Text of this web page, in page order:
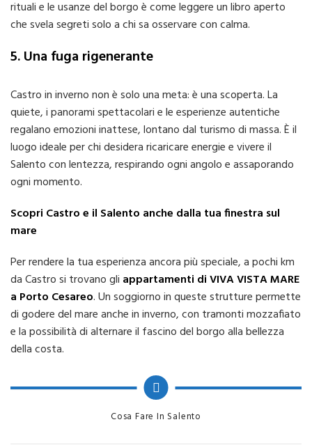
rituali e le usanze del borgo è come leggere un libro aperto
che svela segreti solo a chi sa osservare con calma.
5. Una fuga rigenerante
Castro in inverno non è solo una meta: è una scoperta. La
quiete, i panorami spettacolari e le esperienze autentiche
regalano emozioni inattese, lontano dal turismo di massa. È il
luogo ideale per chi desidera ricaricare energie e vivere il
Salento con lentezza, respirando ogni angolo e assaporando
ogni momento.
Scopri Castro e il Salento anche dalla tua finestra sul
mare
Per rendere la tua esperienza ancora più speciale, a pochi km
da Castro si trovano gli appartamenti di VIVA VISTA MARE
a Porto Cesareo. Un soggiorno in queste strutture permette
di godere del mare anche in inverno, con tramonti mozzafiato
e la possibilità di alternare il fascino del borgo alla bellezza
della costa.
Categories
Cosa Fare In Salento